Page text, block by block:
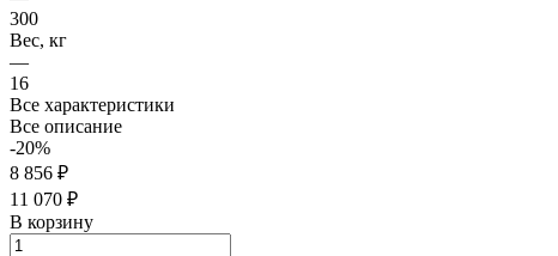
300
Вес, кг
—
16
Все характеристики
Все описание
-20%
8 856 ₽
11 070 ₽
В корзину